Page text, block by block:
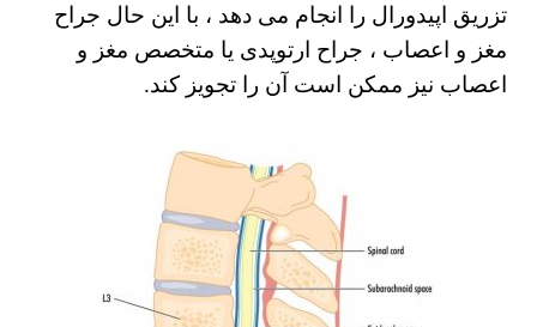
تزریق اپیدورال را انجام می دهد ، با این حال جراح
مغز و اعصاب ، جراح ارتوپدی یا متخصص مغز و
اعصاب نیز ممکن است آن را تجویز کند.